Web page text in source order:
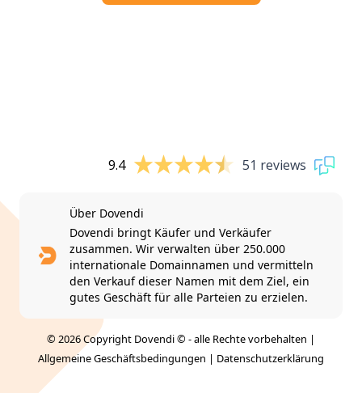
9.4 51 reviews
Über Dovendi
Dovendi bringt Käufer und Verkäufer
zusammen. Wir verwalten über 250.000
internationale Domainnamen und vermitteln
den Verkauf dieser Namen mit dem Ziel, ein
gutes Geschäft für alle Parteien zu erzielen.
© 2026 Copyright Dovendi © - alle Rechte vorbehalten |
Allgemeine Geschäftsbedingungen | Datenschutzerklärung